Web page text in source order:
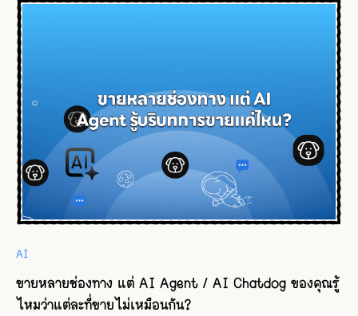
AI
ขายหลายช่องทาง แต่ AI Agent / AI Chatdog ของคุณรู้
ไหมว่าแต่ละที่ขายไม่เหมือนกัน?